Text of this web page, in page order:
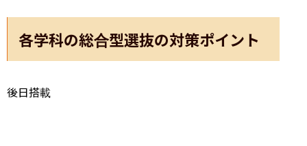
各学科の総合型選抜の対策ポイント
後日搭載